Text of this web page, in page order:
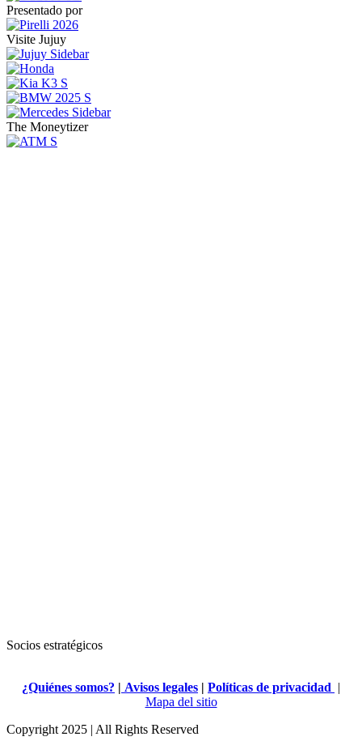
Presentado por
Visite Jujuy
The Moneytizer
Socios estratégicos
¿Quiénes somos? | Avisos legales | Políticas de privacidad |
Mapa del sitio
Copyright 2025 | All Rights Reserved